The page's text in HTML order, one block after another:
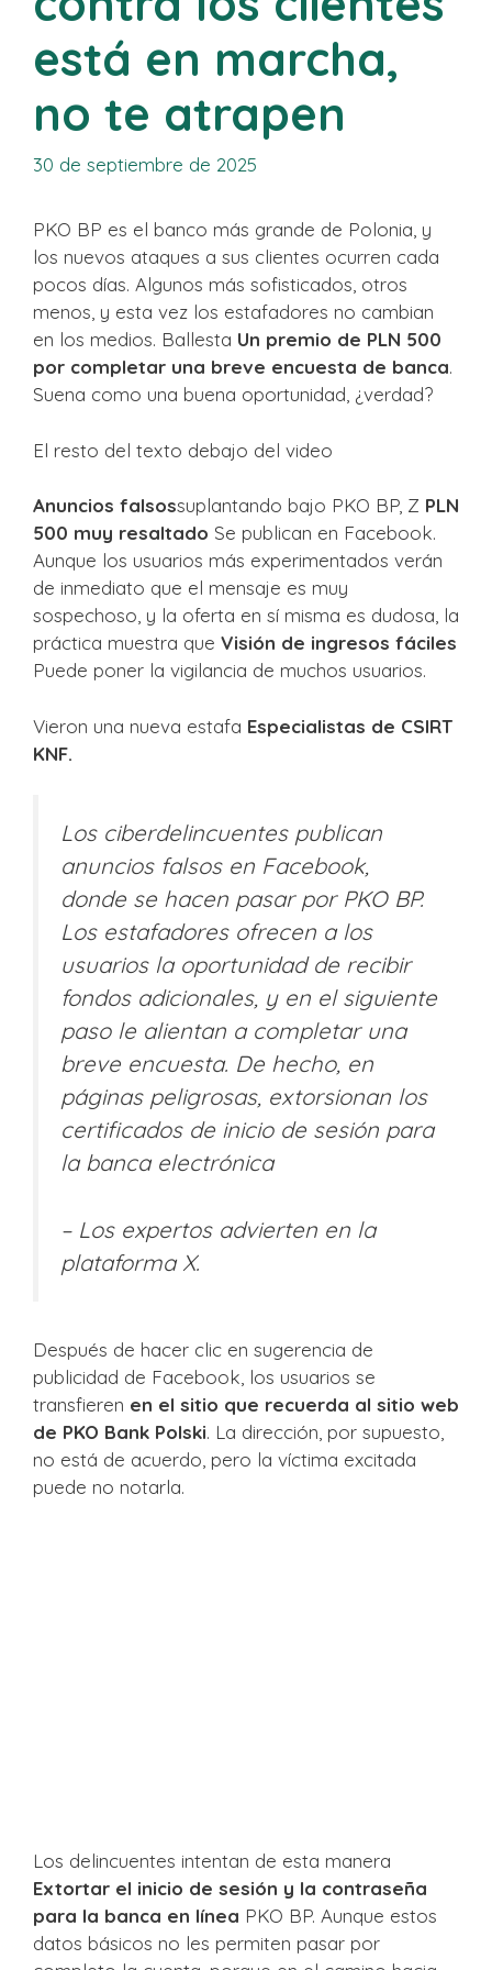
está en marcha,
no te atrapen
30 de septiembre de 2025
PKO BP es el banco más grande de Polonia, y
los nuevos ataques a sus clientes ocurren cada
pocos días. Algunos más sofisticados, otros
menos, y esta vez los estafadores no cambian
en los medios. Ballesta Un premio de PLN 500
por completar una breve encuesta de banca.
Suena como una buena oportunidad, ¿verdad?
El resto del texto debajo del video
Anuncios falsossuplantando bajo PKO BP, Z PLN
500 muy resaltado Se publican en Facebook.
Aunque los usuarios más experimentados verán
de inmediato que el mensaje es muy
sospechoso, y la oferta en sí misma es dudosa, la
práctica muestra que Visión de ingresos fáciles
Puede poner la vigilancia de muchos usuarios.
Vieron una nueva estafa Especialistas de CSIRT
KNF.
Los ciberdelincuentes publican
anuncios falsos en Facebook,
donde se hacen pasar por PKO BP.
Los estafadores ofrecen a los
usuarios la oportunidad de recibir
fondos adicionales, y en el siguiente
paso le alientan a completar una
breve encuesta. De hecho, en
páginas peligrosas, extorsionan los
certificados de inicio de sesión para
la banca electrónica
– Los expertos advierten en la
plataforma X.
Después de hacer clic en sugerencia de
publicidad de Facebook, los usuarios se
transfieren en el sitio que recuerda al sitio web
de PKO Bank Polski. La dirección, por supuesto,
no está de acuerdo, pero la víctima excitada
puede no notarla.
Los delincuentes intentan de esta manera
Extortar el inicio de sesión y la contraseña
para la banca en línea PKO BP. Aunque estos
datos básicos no les permiten pasar por